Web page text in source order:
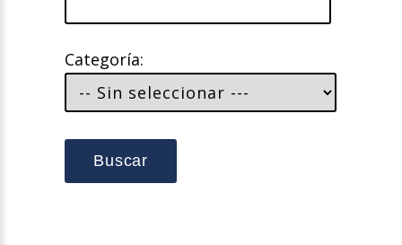
Categoría:
Buscar